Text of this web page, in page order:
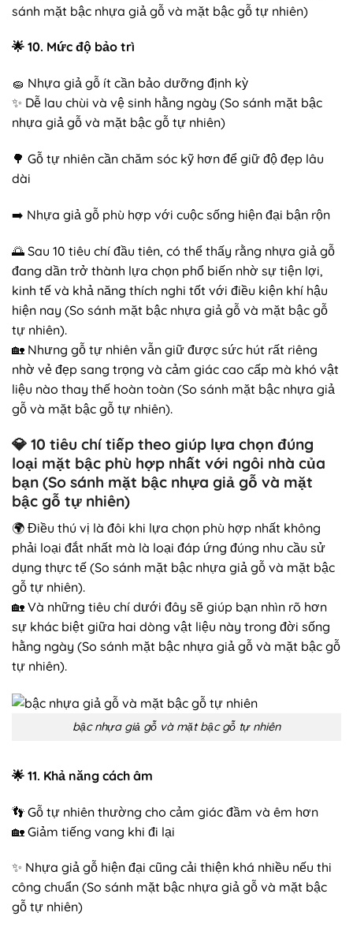
sánh mặt bậc nhựa giả gỗ và mặt bậc gỗ tự nhiên)
🌟 10. Mức độ bảo trì
🧽 Nhựa giả gỗ ít cần bảo dưỡng định kỳ
✨ Dễ lau chùi và vệ sinh hằng ngày (So sánh mặt bậc
nhựa giả gỗ và mặt bậc gỗ tự nhiên)
🌳 Gỗ tự nhiên cần chăm sóc kỹ hơn để giữ độ đẹp lâu
dài
➡️ Nhựa giả gỗ phù hợp với cuộc sống hiện đại bận rộn
🌅 Sau 10 tiêu chí đầu tiên, có thể thấy rằng nhựa giả gỗ
đang dần trở thành lựa chọn phổ biến nhờ sự tiện lợi,
kinh tế và khả năng thích nghi tốt với điều kiện khí hậu
hiện nay (So sánh mặt bậc nhựa giả gỗ và mặt bậc gỗ
tự nhiên).
🏡 Nhưng gỗ tự nhiên vẫn giữ được sức hút rất riêng
nhờ vẻ đẹp sang trọng và cảm giác cao cấp mà khó vật
liệu nào thay thế hoàn toàn (So sánh mặt bậc nhựa giả
gỗ và mặt bậc gỗ tự nhiên).
💎 10 tiêu chí tiếp theo giúp lựa chọn đúng
loại mặt bậc phù hợp nhất với ngôi nhà của
bạn (So sánh mặt bậc nhựa giả gỗ và mặt
bậc gỗ tự nhiên)
🌍 Điều thú vị là đôi khi lựa chọn phù hợp nhất không
phải loại đắt nhất mà là loại đáp ứng đúng nhu cầu sử
dụng thực tế (So sánh mặt bậc nhựa giả gỗ và mặt bậc
gỗ tự nhiên).
🏡 Và những tiêu chí dưới đây sẽ giúp bạn nhìn rõ hơn
sự khác biệt giữa hai dòng vật liệu này trong đời sống
hằng ngày (So sánh mặt bậc nhựa giả gỗ và mặt bậc gỗ
tự nhiên).
bậc nhựa giả gỗ và mặt bậc gỗ tự nhiên
🌟 11. Khả năng cách âm
👣 Gỗ tự nhiên thường cho cảm giác đầm và êm hơn
🏡 Giảm tiếng vang khi đi lại
✨ Nhựa giả gỗ hiện đại cũng cải thiện khá nhiều nếu thi
công chuẩn (So sánh mặt bậc nhựa giả gỗ và mặt bậc
gỗ tự nhiên)